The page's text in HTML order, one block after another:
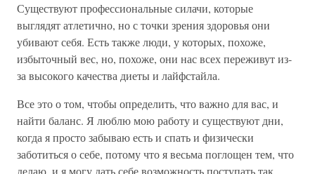
Существуют профессиональные силачи, которые
выглядят атлетично, но с точки зрения здоровья они
убивают себя. Есть также люди, у которых, похоже,
избыточный вес, но, похоже, они нас всех переживут из-
за высокого качества диеты и лайфстайла.
Все это о том, чтобы определить, что важно для вас, и
найти баланс. Я люблю мою работу и существуют дни,
когда я просто забываю есть и спать и физически
заботиться о себе, потому что я весьма поглощен тем, что
делаю, и я могу дать себе возможность поступать так